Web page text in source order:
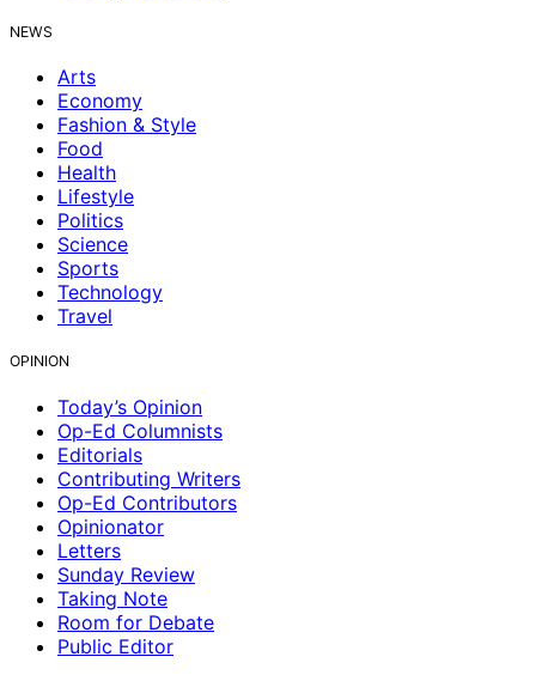
NEWS
Arts
Economy
Fashion & Style
Food
Health
Lifestyle
Politics
Science
Sports
Technology
Travel
OPINION
Today’s Opinion
Op-Ed Columnists
Editorials
Contributing Writers
Op-Ed Contributors
Opinionator
Letters
Sunday Review
Taking Note
Room for Debate
Public Editor